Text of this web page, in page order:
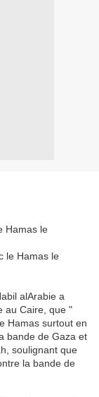
Hamas le
alArabie a
au Caire, que "
Hamas surtout en
bande de Gaza et
soulignant que
la bande de